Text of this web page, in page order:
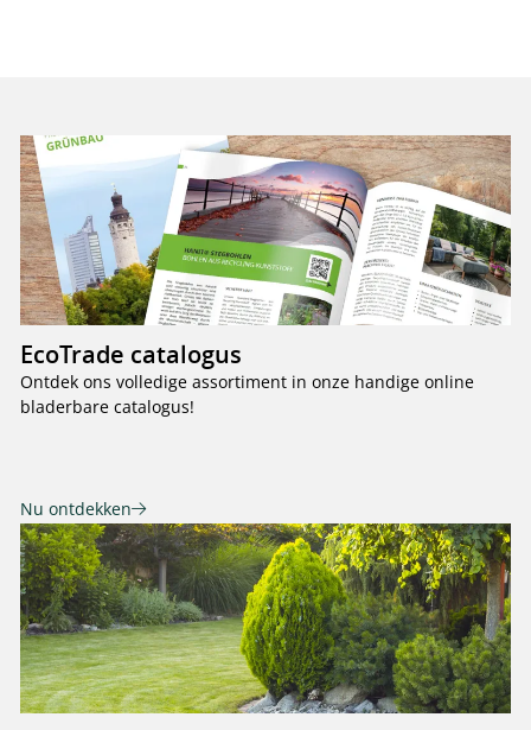
EcoTrade catalogus
Ontdek ons volledige assortiment in onze handige online
bladerbare catalogus!
Nu ontdekken